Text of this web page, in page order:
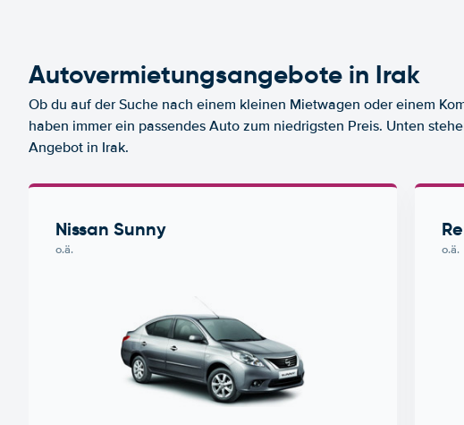
Autovermietungsangebote in Irak
Ob du auf der Suche nach einem kleinen Mietwagen oder einem
haben immer ein passendes Auto zum niedrigsten Preis. Unten
Angebot in Irak.
Nissan Sunny
o.ä. o.ä.